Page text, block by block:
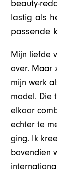
beauty-
lastig als
passende
Mijn liefde
over. Maar
mijn werk
model. Die
elkaar
echter te
ging. Ik
bovendien